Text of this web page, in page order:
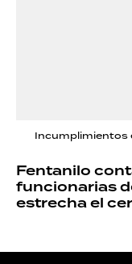
Incumplimientos
Fentanilo
funcionarias
estrecha el